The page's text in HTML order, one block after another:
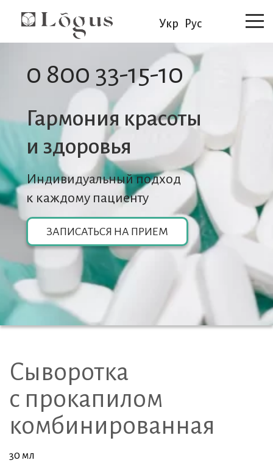
Укр Рус
0 800 33-15-10
Гармония красоты
и здоровья
Индивидуальный подход
к каждому пациенту
ЗАПИСАТЬСЯ НА ПРИЕМ
Сыворотка
с прокапилом
комбинированная
30 мл